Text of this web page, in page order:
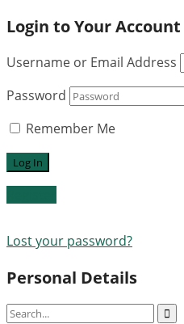
Login to Your Account
Username or Email Address
Password
Remember Me
Lost your password?
Personal Details